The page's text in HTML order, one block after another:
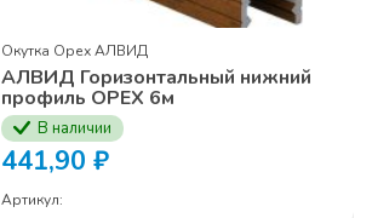
Окутка Орех АЛВИД
АЛВИД Горизонтальный нижний
профиль ОРЕХ 6м
В наличии
441,90 ₽
Артикул: